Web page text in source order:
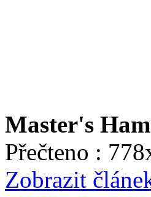
Master's
Přečteno :
Zobrazit